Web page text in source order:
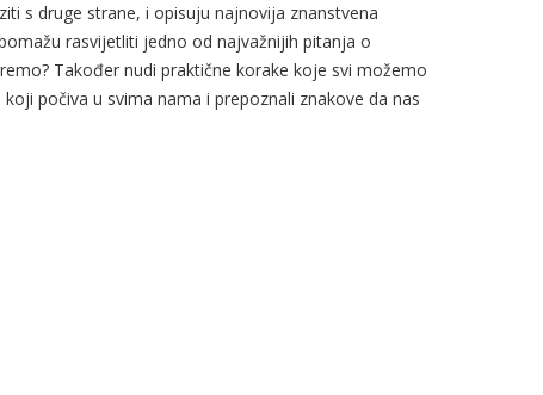
s druge strane, i opisuju najnovija znanstvena
rasvijetliti jedno od najvažnijih pitanja o
Također nudi praktične korake koje svi možemo
počiva u svima nama i prepoznali znakove da nas